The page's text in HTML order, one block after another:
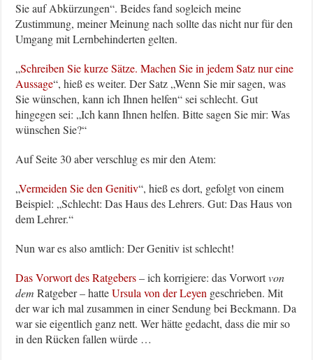
Sie auf Abkürzungen“. Beides fand sogleich meine
Zustimmung, meiner Meinung nach sollte das nicht nur für den
Umgang mit Lernbehinderten gelten.
„Schreiben Sie kurze Sätze. Machen Sie in jedem Satz nur eine
Aussage“, hieß es weiter. Der Satz „Wenn Sie mir sagen, was
Sie wünschen, kann ich Ihnen helfen“ sei schlecht. Gut
hingegen sei: „Ich kann Ihnen helfen. Bitte sagen Sie mir: Was
wünschen Sie?“
Auf Seite 30 aber verschlug es mir den Atem:
„Vermeiden Sie den Genitiv“, hieß es dort, gefolgt von einem
Beispiel: „Schlecht: Das Haus des Lehrers. Gut: Das Haus von
dem Lehrer.“
Nun war es also amtlich: Der Genitiv ist schlecht!
Das Vorwort des Ratgebers– ich korrigiere: das Vorwortvon
dem Ratgeber – hatteUrsula von der Leyen geschrieben. Mit
der war ich mal zusammen in einer Sendung bei Beckmann. Da
war sie eigentlich ganz nett. Wer hätte gedacht, dass die mir so
in den Rücken fallen würde …